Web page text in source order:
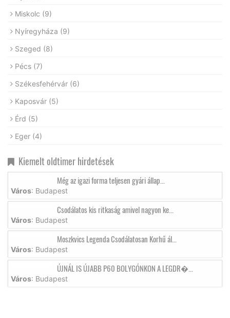
Miskolc (9)
Nyíregyháza (9)
Szeged (8)
Pécs (7)
Székesfehérvár (6)
Kaposvár (5)
Érd (5)
Eger (4)
Kiemelt oldtimer hirdetések
Még az igazi forma teljesen gyári állap...
Város: Budapest
Csodálatos kis ritkaság amivel nagyon ke...
Város: Budapest
Moszkvics Legenda Csodálatosan Korhű ál...
Város: Budapest
ÚJNÁL IS ÚJABB P60 BOLYGÓNKON A LEGDR�...
Város: Budapest